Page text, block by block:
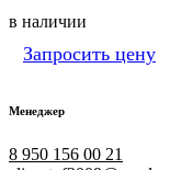
в наличии
Запросить цену
Менеджер
8 950 156 00 21